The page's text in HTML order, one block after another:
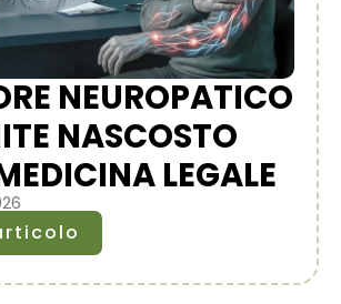
NEUROPATICO
NASCOSTO
LEGALE